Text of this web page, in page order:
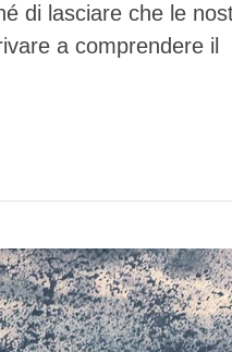
di lasciare che le
a comprendere il